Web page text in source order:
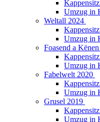
Umzug in
Weltall 2024
Umzug in
Foasend a
Umzug in
Fabelwelt 2020
Umzug in
Grusel 2019
Umzug in